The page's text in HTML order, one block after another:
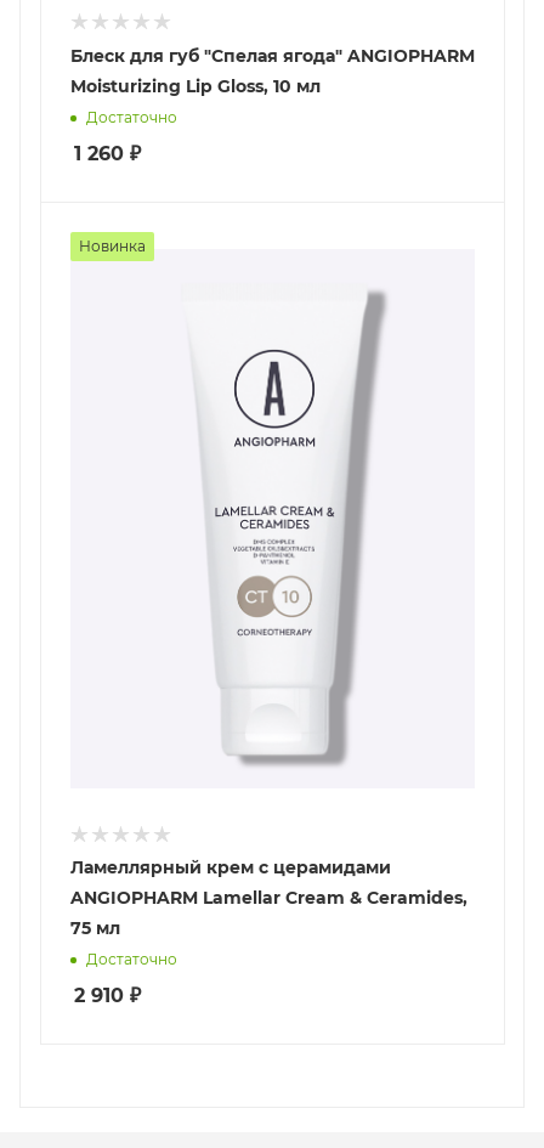
Блеск для губ "Спелая ягода" ANGIOPHARM
Moisturizing Lip Gloss, 10 мл
Достаточно
1 260 ₽
Новинка
Ламеллярный крем с церамидами
ANGIOPHARM Lamellar Cream & Ceramides,
75 мл
Достаточно
2 910 ₽